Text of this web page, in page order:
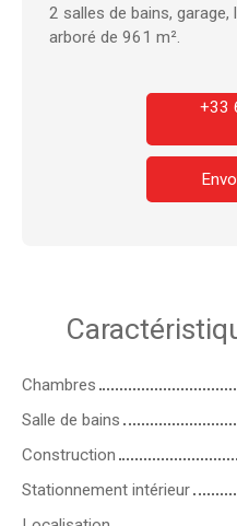
2 salles de bains,
arboré de 961 m².
+33
Chambres
Salle de bains
Construction
Stationnement intérieur